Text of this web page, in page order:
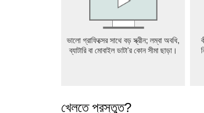
ভালো গ্রাফিক্সের সাথে বড় স্ক্রীন; লম্বা অবধি,
ব্যাটারি বা মোবাইল ডাটা'র কোন সীমা ছাড়া।
খেলতে প্রস্তুত?